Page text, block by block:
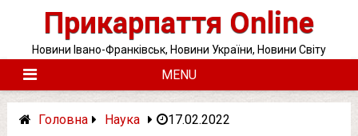
Прикарпаття Online
Новини Івано-Франківськ, Новини України, Новини Світу
MENU
Головна Наука 17.02.2022